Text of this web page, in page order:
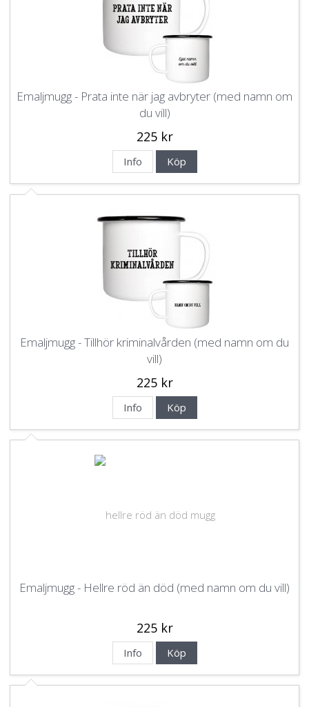
Emaljmugg - Prata inte när jag avbryter (med namn om
du vill)
225 kr
Info Köp
Emaljmugg - Tillhör kriminalvården (med namn om du
vill)
225 kr
Info Köp
Emaljmugg - Hellre röd än död (med namn om du vill)
225 kr
Info Köp